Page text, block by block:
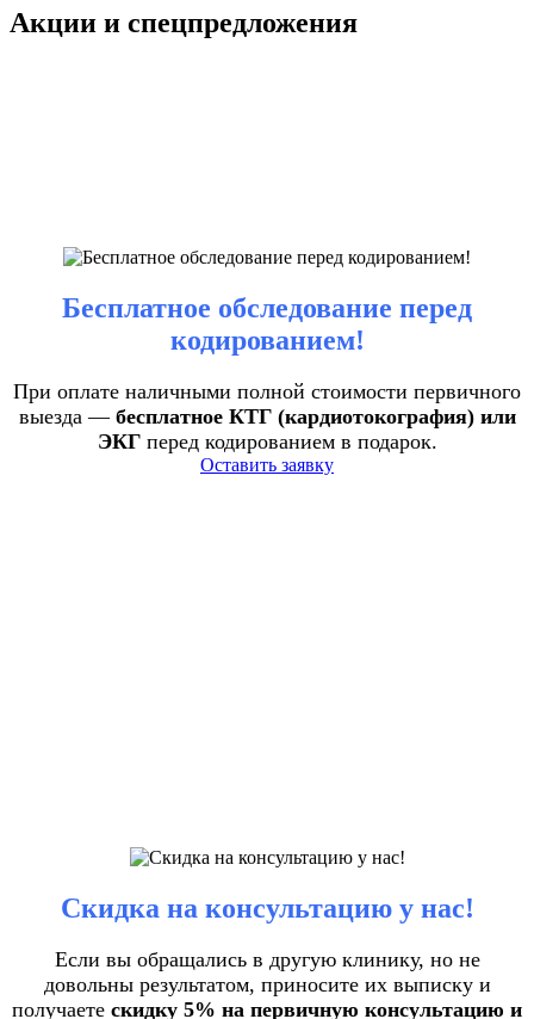
Акции и спецпредложения
Бесплатное обследование перед
кодированием!
При оплате наличными полной стоимости первичного
выезда — бесплатное КТГ (кардиотокография) или
ЭКГперед кодированием в подарок.
Оставить заявку
Скидка на консультацию у нас!
Если вы обращались в другую клинику, но не
довольны результатом, приносите их выписку и
получаете скидку 5% на первичную консультацию и